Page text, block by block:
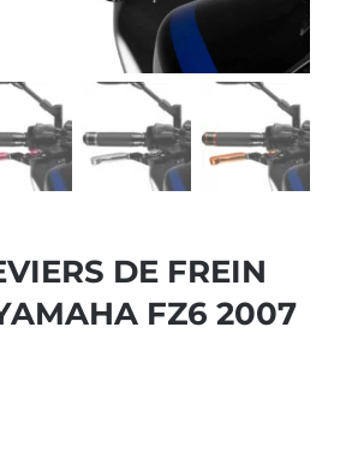
DE FREIN
FZ6 2007